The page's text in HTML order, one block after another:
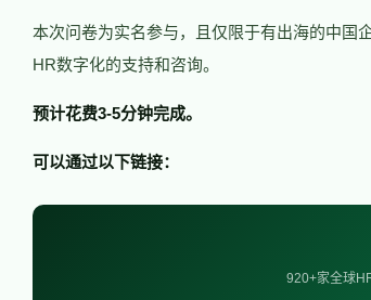
本次问卷为实名参与，且仅限于有出海的中国
HR数字化的支持和咨询。
预计花费3-5分钟完成。
可以通过以下链接：
920+家全球